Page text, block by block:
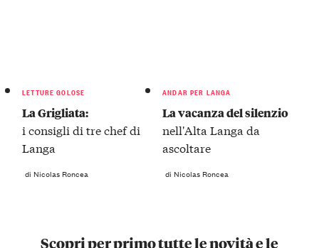
LETTURE GOLOSE
La Grigliata:
i consigli di tre chef di
Langa
di Nicolas Roncea
ANDAR PER LANGA
La vacanza del silenzio
nell'Alta Langa da
ascoltare
di Nicolas Roncea
Scopri per primo tutte le novità e le